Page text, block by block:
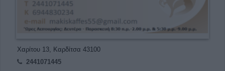
Χαρίτου 13, Καρδίτσα 43100
2441071445